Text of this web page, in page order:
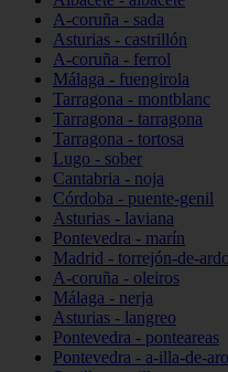
A-coruña - sada
Asturias - castrillón
A-coruña - ferrol
Málaga - fuengirola
Tarragona - montblanc
Tarragona - tarragona
Tarragona - tortosa
Lugo - sober
Cantabria - noja
Córdoba - puente-genil
Asturias - laviana
Pontevedra - marín
Madrid - torrejón-de-
A-coruña - oleiros
Málaga - nerja
Asturias - langreo
Pontevedra - ponteareas
Pontevedra - a-illa-de-